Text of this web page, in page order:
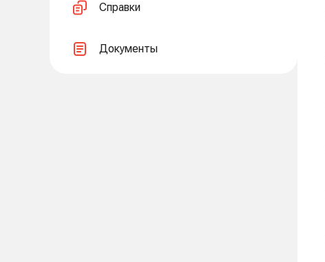
Справки
Документы